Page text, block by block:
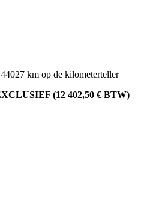
km op de kilometerteller
(12 402,50 € BTW)